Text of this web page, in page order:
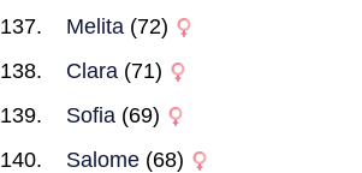
Melita (72)
Clara (71)
Sofia (69)
Salome (68)